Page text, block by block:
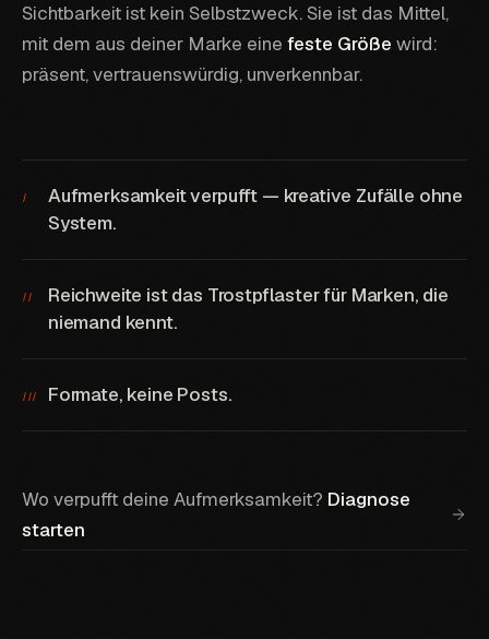
Sichtbarkeit ist kein Selbstzweck. Sie ist das Mittel,
mit dem aus deiner Marke eine feste Größe wird:
präsent, vertrauenswürdig, unverkennbar.
I
Aufmerksamkeit verpufft — kreative Zufälle ohne
System.
II
Reichweite ist das Trostpflaster für Marken, die
niemand kennt.
III Formate, keine Posts.
Wo verpufft deine Aufmerksamkeit? Diagnose
starten